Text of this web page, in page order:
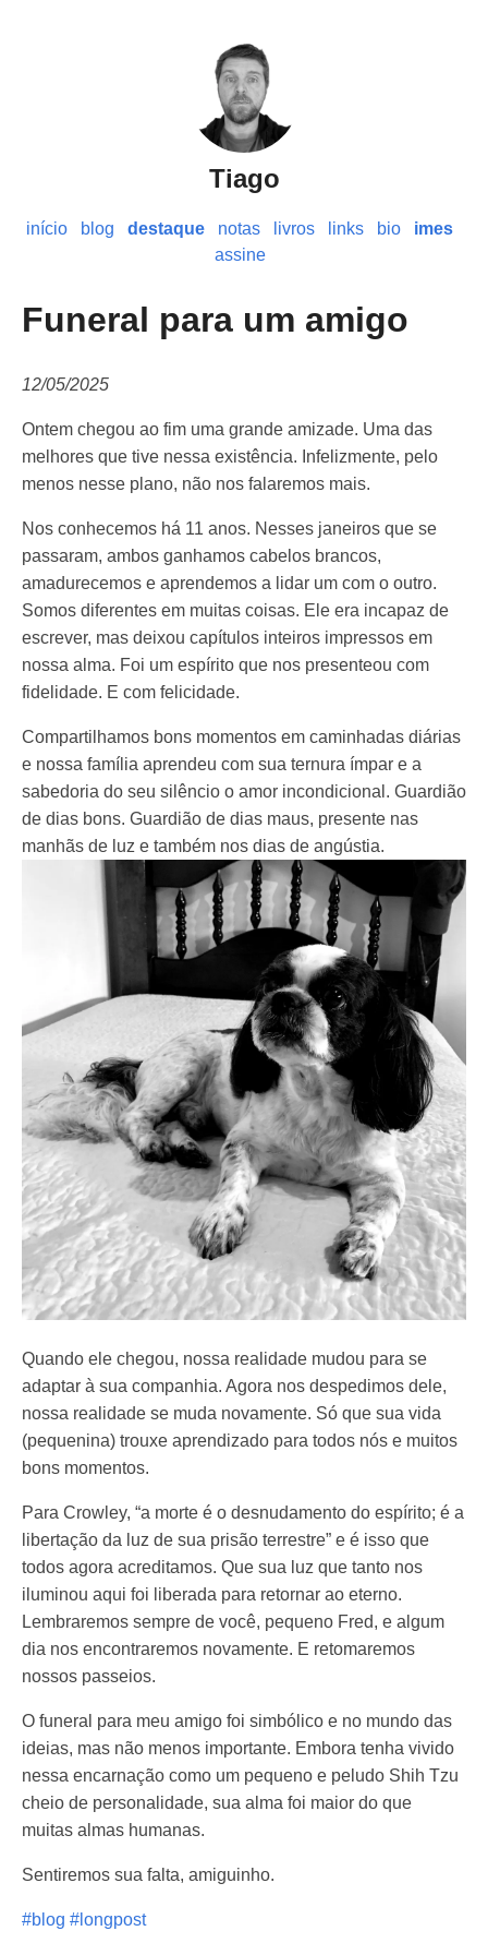
Tiago
início blog destaque notas livros links bio
imes
assine
Funeral para um amigo
12/05/2025
Ontem chegou ao fim uma grande amizade. Uma das
melhores que tive nessa existência. Infelizmente, pelo
menos nesse plano, não nos falaremos mais.
Nos conhecemos há 11 anos. Nesses janeiros que se
passaram, ambos ganhamos cabelos brancos,
amadurecemos e aprendemos a lidar um com o outro.
Somos diferentes em muitas coisas. Ele era incapaz de
escrever, mas deixou capítulos inteiros impressos em
nossa alma. Foi um espírito que nos presenteou com
fidelidade. E com felicidade.
Compartilhamos bons momentos em caminhadas diárias
e nossa família aprendeu com sua ternura ímpar e a
sabedoria do seu silêncio o amor incondicional. Guardião
de dias bons. Guardião de dias maus, presente nas
manhãs de luz e também nos dias de angústia.
Quando ele chegou, nossa realidade mudou para se
adaptar à sua companhia. Agora nos despedimos dele,
nossa realidade se muda novamente. Só que sua vida
(pequenina) trouxe aprendizado para todos nós e muitos
bons momentos.
Para Crowley, “a morte é o desnudamento do espírito; é a
libertação da luz de sua prisão terrestre” e é isso que
todos agora acreditamos. Que sua luz que tanto nos
iluminou aqui foi liberada para retornar ao eterno.
Lembraremos sempre de você, pequeno Fred, e algum
dia nos encontraremos novamente. E retomaremos
nossos passeios.
O funeral para meu amigo foi simbólico e no mundo das
ideias, mas não menos importante. Embora tenha vivido
nessa encarnação como um pequeno e peludo Shih Tzu
cheio de personalidade, sua alma foi maior do que
muitas almas humanas.
Sentiremos sua falta, amiguinho.
#blog #longpost